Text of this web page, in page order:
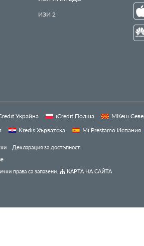
ИЗИ 2
Украйна iCredit Полша
МКеш
Kredis Хърватска Mi Prestamo Испания
Декларация за достъпност
права са запазени.
КАРТА НА САЙТА